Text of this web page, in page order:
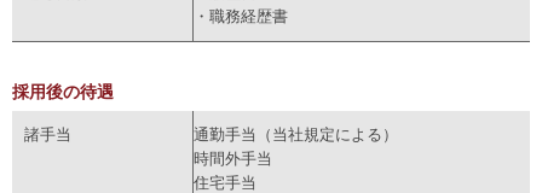
・職務経歴書
採用後の待遇
諸手当
通勤手当（当社規定による）
時間外手当
住宅手当